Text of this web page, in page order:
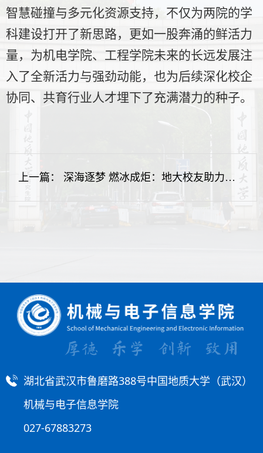
智慧碰撞与多元化资源支持，不仅为两院的学
科建设打开了新思路，更如一股奔涌的鲜活力
量，为机电学院、工程学院未来的长远发展注
入了全新活力与强劲动能，也为后续深化校企
协同、共育行业人才埋下了充满潜力的种子。
上一篇： 深海逐梦 燃冰成炬：地大校友助力海底1522米取“火种”
湖北省武汉市鲁磨路388号中国地质大学（武汉）
机械与电子信息学院
027-67883273